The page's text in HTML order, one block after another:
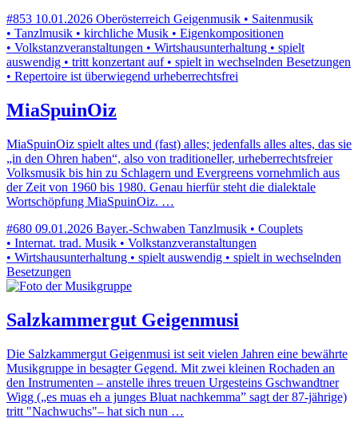
#853 10.01.2026 Oberösterreich Geigenmusik • Saitenmusik
• Tanzlmusik • kirchliche Musik • Eigenkompositionen
• Volkstanzveranstaltungen • Wirtshausunterhaltung • spielt
auswendig • tritt konzertant auf • spielt in wechselnden Besetzungen
• Repertoire ist überwiegend urheberrechtsfrei
MiaSpuinOiz
MiaSpuinOiz spielt altes und (fast) alles; jedenfalls alles altes, das sie
„in den Ohren haben“, also von traditioneller, urheberrechtsfreier
Volksmusik bis hin zu Schlagern und Evergreens vornehmlich aus
der Zeit von 1960 bis 1980. Genau hierfür steht die dialektale
Wortschöpfung MiaSpuinOiz. …
#680 09.01.2026 Bayer.-Schwaben Tanzlmusik • Couplets
• Internat. trad. Musik • Volkstanzveranstaltungen
• Wirtshausunterhaltung • spielt auswendig • spielt in wechselnden
Besetzungen
Salzkammergut Geigenmusi
Die Salzkammergut Geigenmusi ist seit vielen Jahren eine bewährte
Musikgruppe in besagter Gegend. Mit zwei kleinen Rochaden an
den Instrumenten – anstelle ihres treuen Urgesteins Gschwandtner
Wigg („es muas eh a junges Bluat nachkemma” sagt der 87-jährige)
tritt "Nachwuchs"– hat sich nun …